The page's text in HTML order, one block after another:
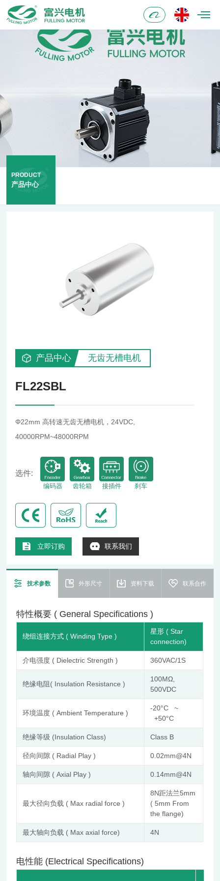
阿
里
巴
PRODUCT
产品中心
产品中心 无齿无槽电机
FL22SBL
Φ22mm 高转速无齿无槽电机，24VDC,
40000RPM~48000RPM
选件:
编码器 齿轮箱 接插件 刹车
立即订购 联系我们
技术参数 外形尺寸 资料下载 联系合作
特性概要 ( General Specifications )
绕组连接方式 ( Winding Type )
星形 ( Star
connection)
介电强度 ( Dielectric Strength ) 360VAC/1S
绝缘电阻( Insulation Resistance )
100MΩ,
500VDC
环境温度 ( Ambient Temperature )
-20°C ~
+50°C
绝缘等级 (Insulation Class) Class B
径向间隙 ( Radial Play ) 0.02mm@4N
轴向间隙 ( Axial Play ) 0.14mm@4N
最大径向负载 ( Max radial force )
8N距法兰5mm
( 5mm From
the flange)
最大轴向负载 ( Max axial force) 4N
电性能 (Electrical Specifications)